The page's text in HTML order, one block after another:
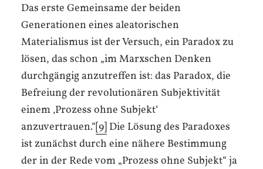
Das erste Gemeinsame der beiden
Generationen eines aleatorischen
Materialismus ist der Versuch, ein Paradox zu
lösen, das schon „im Marxschen Denken
durchgängig anzutreffen ist: das Paradox, die
Befreiung der revolutionären Subjektivität
einem ‚Prozess ohne Subjekt‘
anzuvertrauen.“[9] Die Lösung des Paradoxes
ist zunächst durch eine nähere Bestimmung
der in der Rede vom „Prozess ohne Subjekt“ ja